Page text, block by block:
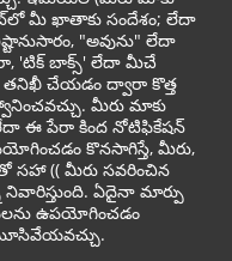
మీ ఖాతాకు సందేశం; లేదా
"అవును" లేదా
'టిక్ బాక్స్' లేదా మీచే
తనిఖీ చేయడం ద్వారా కొత్త
మీరు మాకు
ఈ పేరా కింద నోటిఫికేషన్
కొనసాగిస్తే, మీరు,
సహా (( మీరు సవరించిన
ఏదైనా మార్పు
ఉపయోగించడం